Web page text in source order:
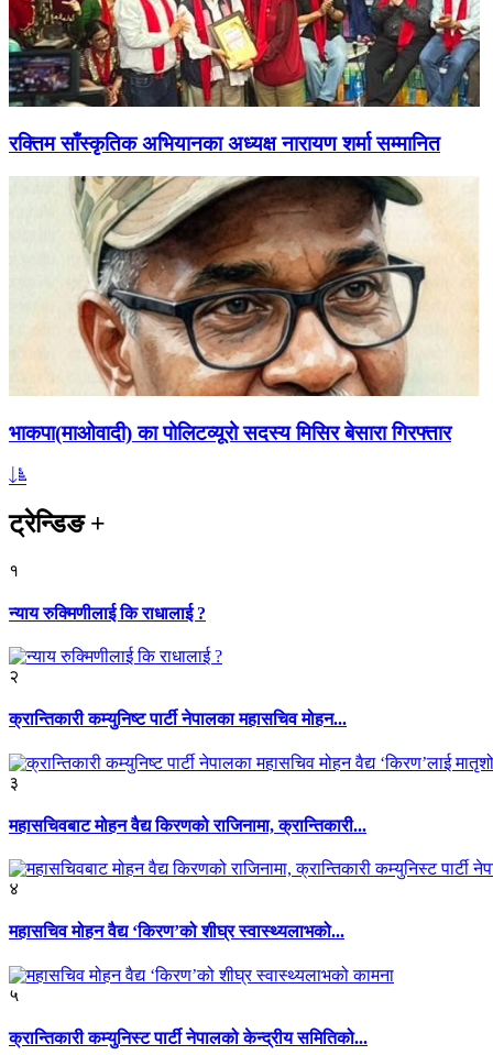
रक्तिम साँस्कृतिक अभियानका अध्यक्ष नारायण शर्मा सम्मानित
भाकपा(माओवादी) का पोलिटव्यूरो सदस्य मिसिर बेसारा गिरफ्तार
ट्रेन्डिङ+
१
न्याय रुक्मिणीलाई कि राधालाई ?
२
क्रान्तिकारी कम्युनिष्ट पार्टी नेपालका महासचिव मोहन...
३
महासचिवबाट मोहन वैद्य किरणको राजिनामा, क्रान्तिकारी...
४
महासचिव मोहन वैद्य ‘किरण’को शीघ्र स्वास्थ्यलाभको...
५
क्रान्तिकारी कम्युनिस्ट पार्टी नेपालको केन्द्रीय समितिको...